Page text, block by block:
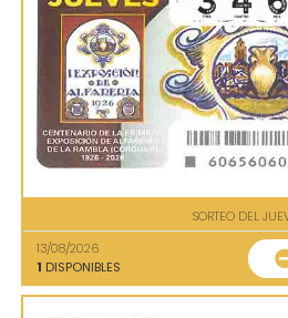
SORTEO DEL
13/08/2026
1 DISPONIBLES